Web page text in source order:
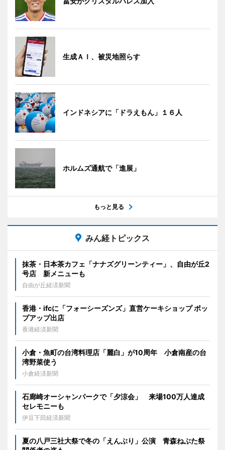
生成ＡＩ、被災地照らす
インドネシアに「ドラえもん」１６人
ホルムズ通航で「進展」
もっと見る
みん経トピックス
抹茶・日本茶カフェ「ナナズグリーンティー」、自由が丘2
号店 新メニューも
自由が丘経済新聞
香港・ifcに「フォーシーズンズ」直営ケーキショップ ポッ
プアップ出店
香港経済新聞
小倉・魚町の台湾料理店「麗白」が10周年 小倉南産の台
湾野菜使う
小倉経済新聞
石廊崎オーシャンパークで「夕涼会」 来場100万人達成
セレモニーも
伊豆下田経済新聞
夏の八戸三社大祭で冬の「えんぶり」公演 青森ねぶた祭